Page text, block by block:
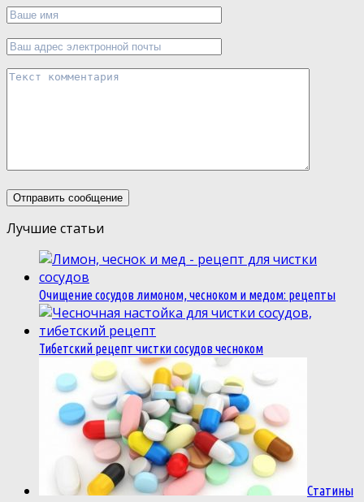
Лучшие статьи
Очищение сосудов лимоном, чесноком и медом: рецепты
Тибетский рецепт чистки сосудов чесноком
Статины